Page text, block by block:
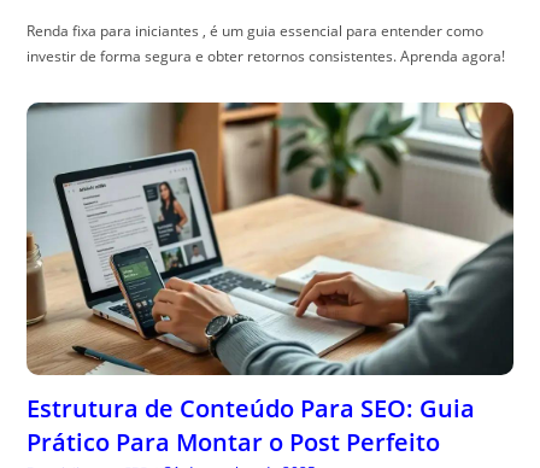
Renda fixa para iniciantes , é um guia essencial para entender como
investir de forma segura e obter retornos consistentes. Aprenda agora!
Estrutura de Conteúdo Para SEO: Guia
Prático Para Montar o Post Perfeito